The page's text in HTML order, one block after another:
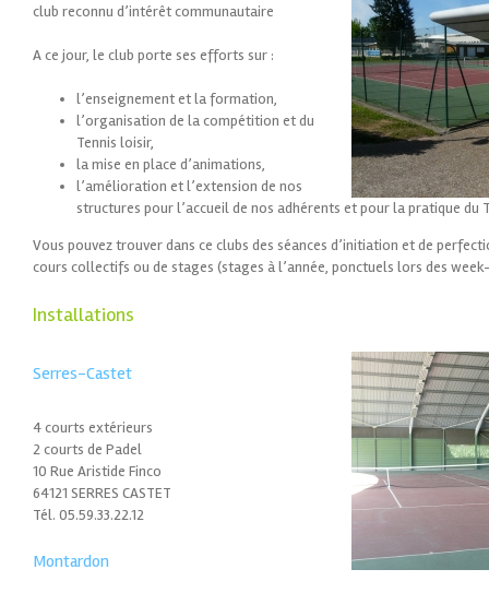
club reconnu d’intérêt communautaire
A ce jour, le club porte ses efforts sur :
l’enseignement et la formation,
l’organisation de la compétition et du
Tennis loisir,
la mise en place d’animations,
l’amélioration et l’extension de nos
structures pour l’accueil de nos adhérents et pour la pratique du
Vous pouvez trouver dans ce clubs des séances d’initiation et de
cours collectifs ou de stages (stages à l’année, ponctuels lors des
Installations
Serres-Castet
4 courts extérieurs
2 courts de Padel
10 Rue Aristide Finco
64121 SERRES CASTET
Tél. 05.59.33.22.12
Montardon